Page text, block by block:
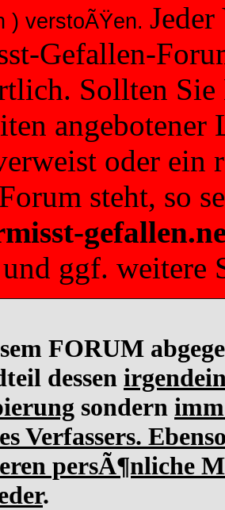
) verstoÃŸen.
Gefallen-
Sollten Sie
oder ein
steht, so
ggf. weitere
FORUM
dessen
sondern
Verfassers.
persÃ¶nliche
.